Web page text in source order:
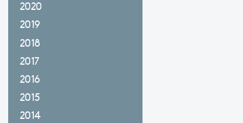
2020
2019
2018
2017
2016
2015
2014